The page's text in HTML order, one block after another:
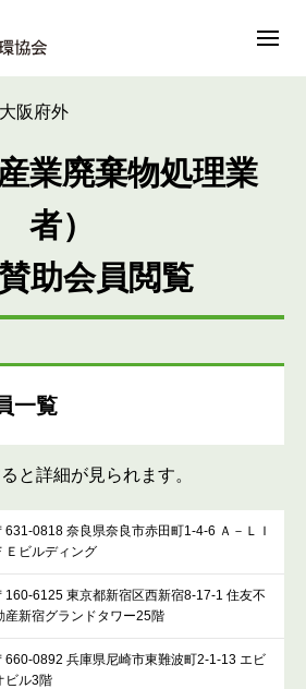
大阪府外
業廃棄物処理業
者）
助会員閲覧
一覧
と詳細が見られます。
631-0818 奈良県奈良市赤田町1-4-6 Ａ－ＬＩ
Ｅビルディング
160-6125 東京都新宿区西新宿8-17-1 住友不
産新宿グランドタワー25階
660-0892 兵庫県尼崎市東難波町2-1-13 エビ
ビル3階